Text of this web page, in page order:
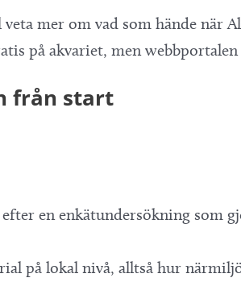
mer om vad som hände när
på akvariet, men
från start
en enkätundersökning som
på lokal nivå, alltså hur